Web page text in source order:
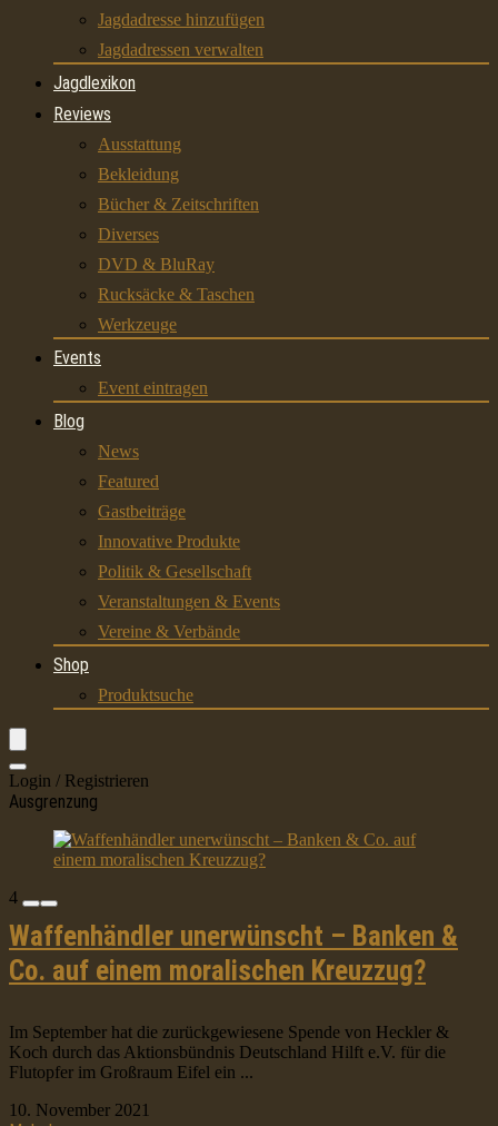
Jagdadresse hinzufügen
Jagdadressen verwalten
Jagdlexikon
Reviews
Ausstattung
Bekleidung
Bücher & Zeitschriften
Diverses
DVD & BluRay
Rucksäcke & Taschen
Werkzeuge
Events
Event eintragen
Blog
News
Featured
Gastbeiträge
Innovative Produkte
Politik & Gesellschaft
Veranstaltungen & Events
Vereine & Verbände
Shop
Produktsuche
Login / Registrieren
Ausgrenzung
4
Waffenhändler unerwünscht – Banken &
Co. auf einem moralischen Kreuzzug?
Im September hat die zurückgewiesene Spende von Heckler &
Koch durch das Aktionsbündnis Deutschland Hilft e.V. für die
Flutopfer im Großraum Eifel ein ...
10. November 2021